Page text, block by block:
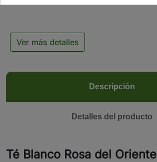
Ver más detalles
Descripción
Detalles del producto
Té Blanco Rosa del Oriente